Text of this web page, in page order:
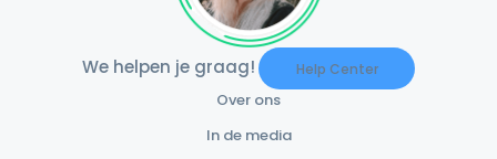
We helpen je graag! Help Center
Over ons
In de media